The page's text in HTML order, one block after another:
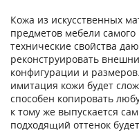
Кожа из искусственных
предметов мебели
технические свойства
реконструировать
конфигурации и
имитация кожи будет
способен копировать
к тому же выпускается
подходящий оттенок